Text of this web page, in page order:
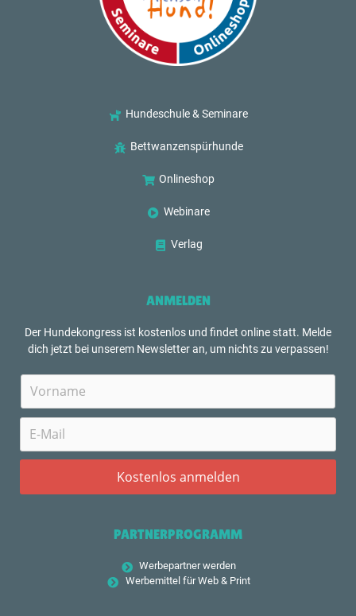
Hundeschule & Seminare
Bettwanzenspürhunde
Onlineshop
Webinare
Verlag
ANMELDEN
Der Hundekongress ist kostenlos und findet online statt. Melde
dich jetzt bei unserem Newsletter an, um nichts zu verpassen!
PARTNERPROGRAMM
Werbepartner werden
Werbemittel für Web & Print